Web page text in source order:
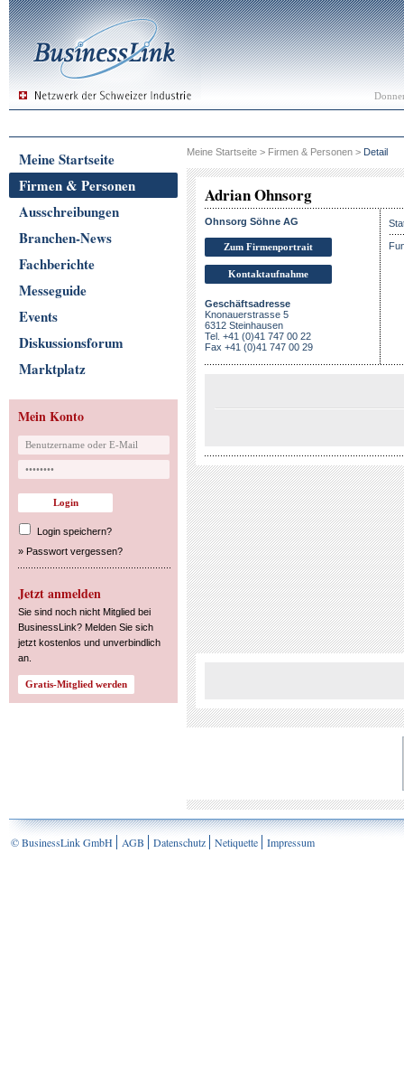
Meine Startseite
Firmen & Personen
Ausschreibungen
Branchen-News
Fachberichte
Messeguide
Events
Diskussionsforum
Marktplatz
Mein Konto
Login speichern?
» Passwort vergessen?
Jetzt anmelden
Sie sind noch nicht Mitglied bei
BusinessLink? Melden Sie sich
jetzt kostenlos und unverbindlich
an.
Meine Startseite > Firmen & Personen > Detail
Adrian Ohnsorg
Ohnsorg Söhne AG
Zum Firmenportrait
Kontaktaufnahme
Geschäftsadresse
Knonauerstrasse 5
6312 Steinhausen
Tel. +41 (0)41 747 00 22
Fax +41 (0)41 747 00 29
© BusinessLink GmbH AGB Datenschutz Netiquette Impressum